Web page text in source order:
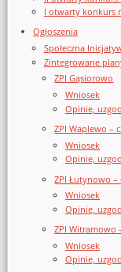
I otwarty konkurs
Ogłoszenia
Społeczna
Zintegrowane
ZPI Gąsiorowo
Wniosek
Opinie,
ZPI Waplewo –
Wniosek
Opinie,
ZPI Łutynowo –
Wniosek
Opinie,
ZPI Witramowo
Wniosek
Opinie,